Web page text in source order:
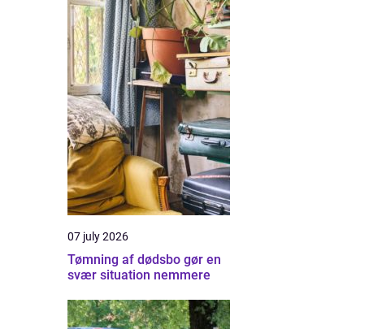
07 july 2026
Tømning af dødsbo gør en
svær situation nemmere